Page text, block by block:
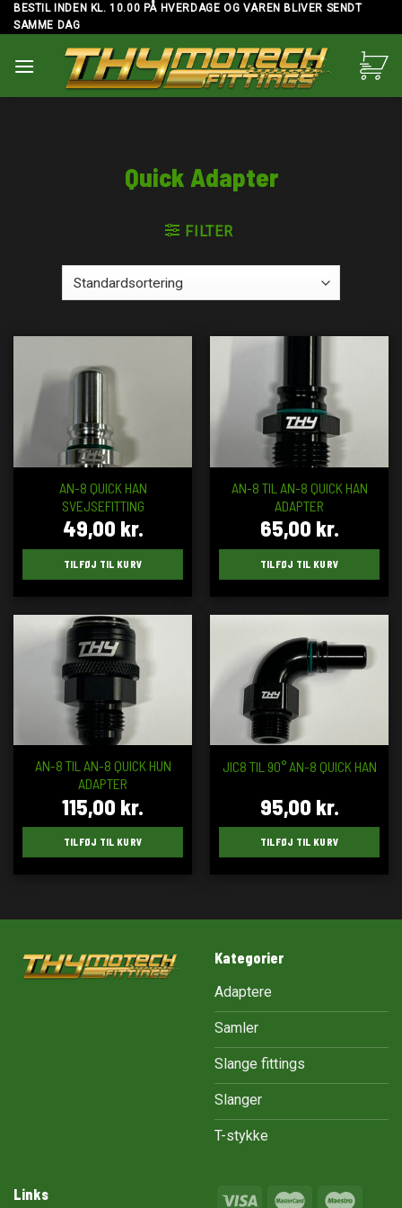
Skip
to
BESTIL INDEN KL. 10.00 PÅ HVERDAGE OG VAREN BLIVER SENDT
SAMME DAG
Quick Adapter
FILTER
AN-8 QUICK HAN
SVEJSEFITTING
49,00 kr.
TILFØJ TIL KURV
AN-8 TIL AN-8 QUICK HAN
ADAPTER
65,00 kr.
TILFØJ TIL KURV
AN-8 TIL AN-8 QUICK HUN
ADAPTER
115,00 kr.
TILFØJ TIL KURV
JIC8 TIL 90° AN-8 QUICK HAN
95,00 kr.
TILFØJ TIL KURV
Kategorier
Adaptere
Samler
Slange fittings
Slanger
T-stykke
Links